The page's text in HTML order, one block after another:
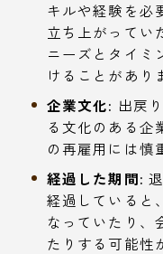
キルや経験を必
立ち上がってい
ニーズとタイミ
けることがあり
企業文化: 出戻
る文化のある企
の再雇用には慎
経過した期間:
経過していると
なっていたり、
たりする可能性